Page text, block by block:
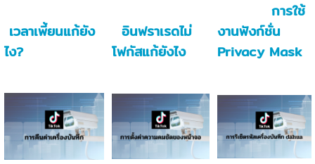
เวลาเพี้ยนแก้ยัง
ไง?
อินฟราเรดไม่
โฟกัสแก้ยังไง
การใช้
งานฟังก์ชั่น
Privacy Mask